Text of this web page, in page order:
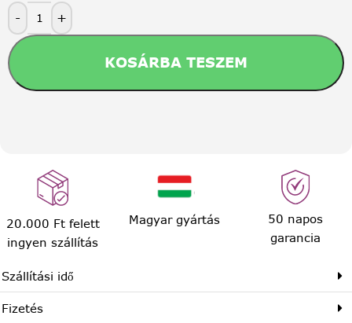
- +
KOSÁRBA TESZEM
20.000 Ft felett
ingyen szállítás
Magyar gyártás
50 napos
garancia
Szállítási idő
Fizetés